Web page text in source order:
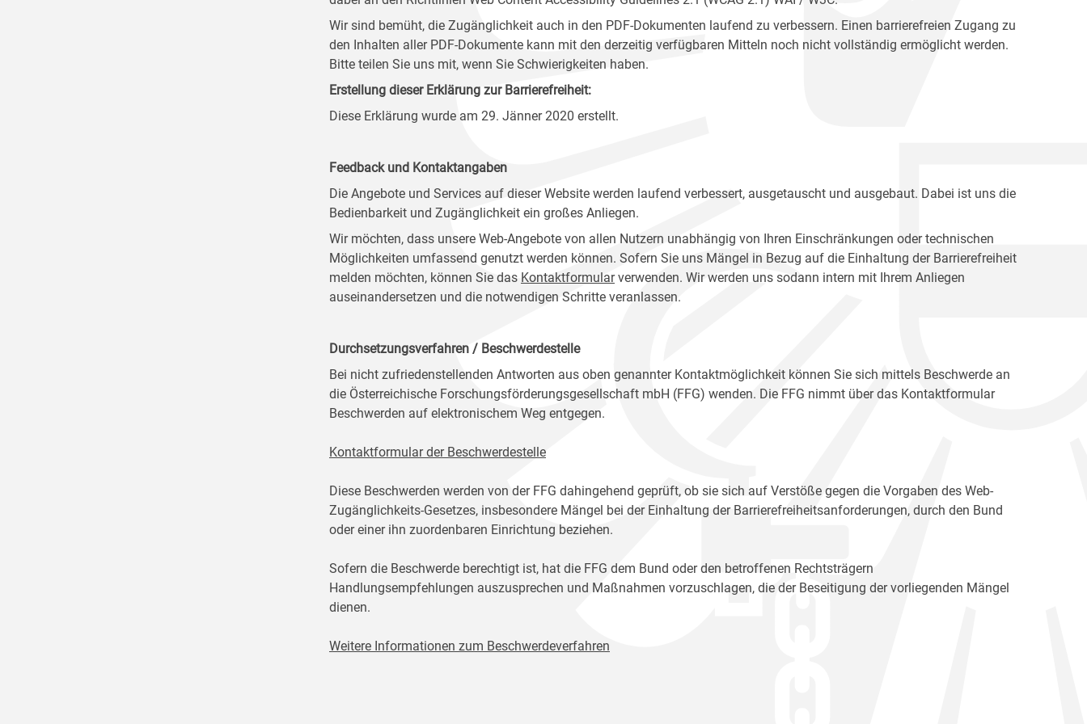
Wir sind bemüht, die Zugänglichkeit auch in den PDF-Dokumenten laufend zu verbessern. Einen barrierefreien Zugang zu
den Inhalten aller PDF-Dokumente kann mit den derzeitig verfügbaren Mitteln noch nicht vollständig ermöglicht werden.
Bitte teilen Sie uns mit, wenn Sie Schwierigkeiten haben.
Erstellung dieser Erklärung zur Barrierefreiheit:
Diese Erklärung wurde am 29. Jänner 2020 erstellt.
Feedback und Kontaktangaben
Die Angebote und Services auf dieser Website werden laufend verbessert, ausgetauscht und ausgebaut. Dabei ist uns die
Bedienbarkeit und Zugänglichkeit ein großes Anliegen.
Wir möchten, dass unsere Web-Angebote von allen Nutzern unabhängig von Ihren Einschränkungen oder technischen
Möglichkeiten umfassend genutzt werden können. Sofern Sie uns Mängel in Bezug auf die Einhaltung der Barrierefreiheit
melden möchten, können Sie das Kontaktformularverwenden. Wir werden uns sodann intern mit Ihrem Anliegen
auseinandersetzen und die notwendigen Schritte veranlassen.
Durchsetzungsverfahren / Beschwerdestelle
Bei nicht zufriedenstellenden Antworten aus oben genannter Kontaktmöglichkeit können Sie sich mittels Beschwerde an
die Österreichische Forschungsförderungsgesellschaft mbH (FFG) wenden. Die FFG nimmt über das Kontaktformular
Beschwerden auf elektronischem Weg entgegen.
Kontaktformular der Beschwerdestelle
Diese Beschwerden werden von der FFG dahingehend geprüft, ob sie sich auf Verstöße gegen die Vorgaben des Web-
Zugänglichkeits-Gesetzes, insbesondere Mängel bei der Einhaltung der Barrierefreiheitsanforderungen, durch den Bund
oder einer ihn zuordenbaren Einrichtung beziehen.
Sofern die Beschwerde berechtigt ist, hat die FFG dem Bund oder den betroffenen Rechtsträgern
Handlungsempfehlungen auszusprechen und Maßnahmen vorzuschlagen, die der Beseitigung der vorliegenden Mängel
dienen.
Weitere Informationen zum Beschwerdeverfahren